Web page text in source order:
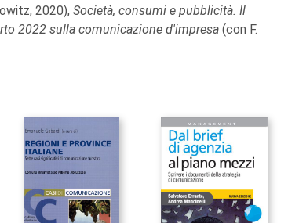
2020), Società, consumi e pubblicità. Il
2022 sulla comunicazione d'impresa (con F.